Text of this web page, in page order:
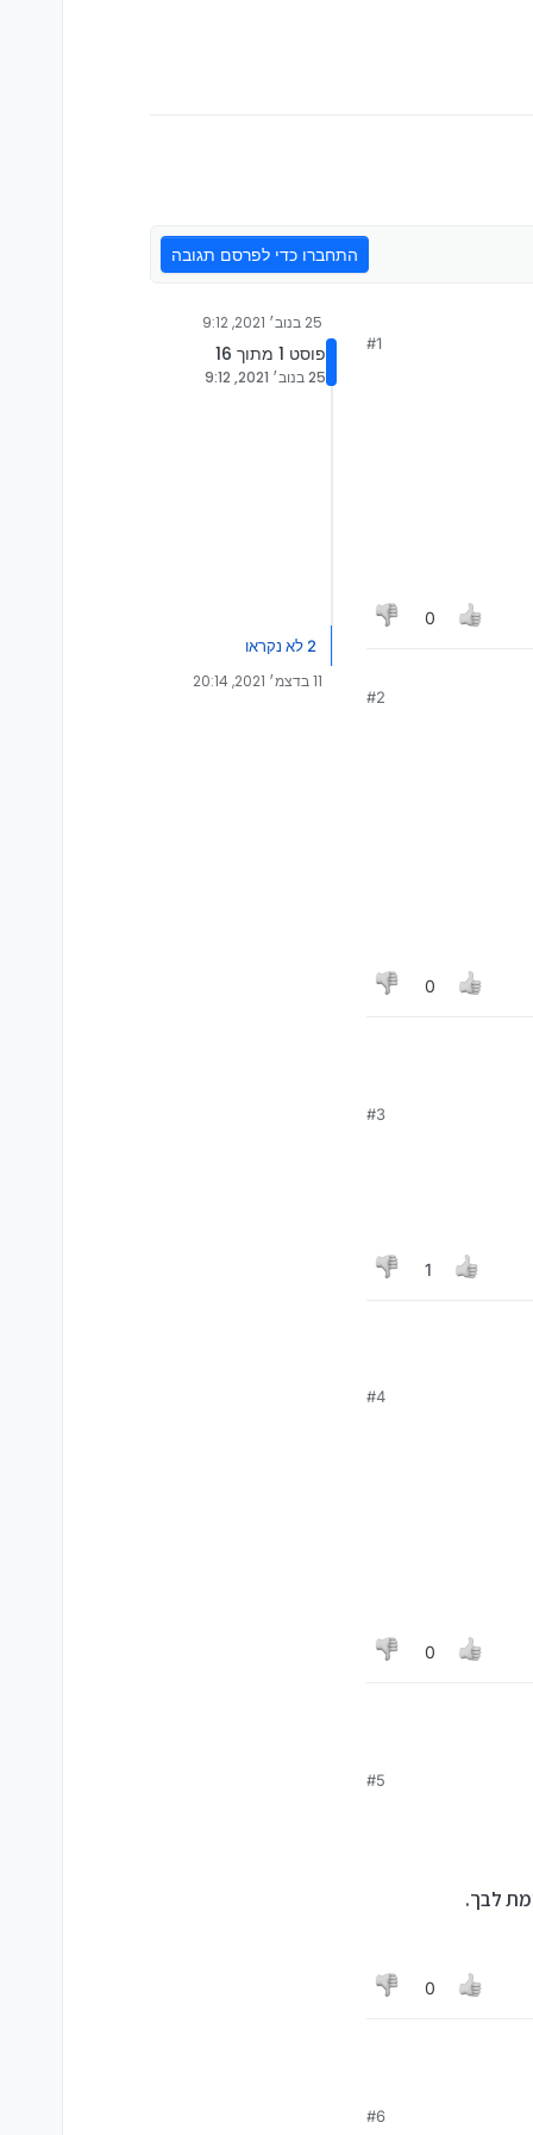
התחברו כדי לפרסם תגובה
#1
0
#2
0
#3
1
#4
0
#5
לבך.
0
#6
25 בנוב׳ 2021, 9:12
פוסט 1 מתוך 16
25 בנוב׳ 2021, 9:12
2 לא נקראו
11 בדצמ׳ 2021, 20:14